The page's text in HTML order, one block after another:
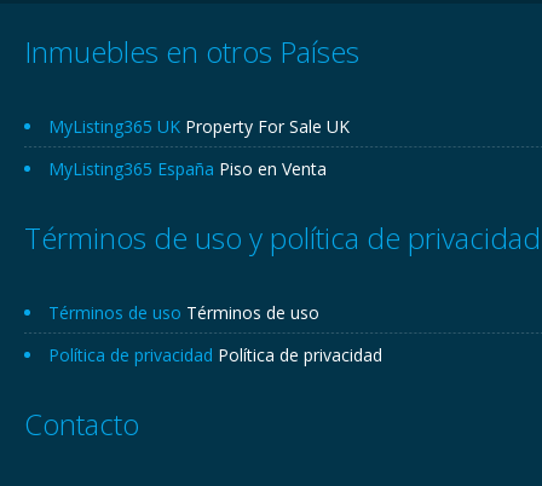
Inmuebles en otros Países
MyListing365 UK Property For Sale UK
MyListing365 España Piso en Venta
Términos de uso y política de privacidad
Términos de uso Términos de uso
Política de privacidad Política de privacidad
Contacto